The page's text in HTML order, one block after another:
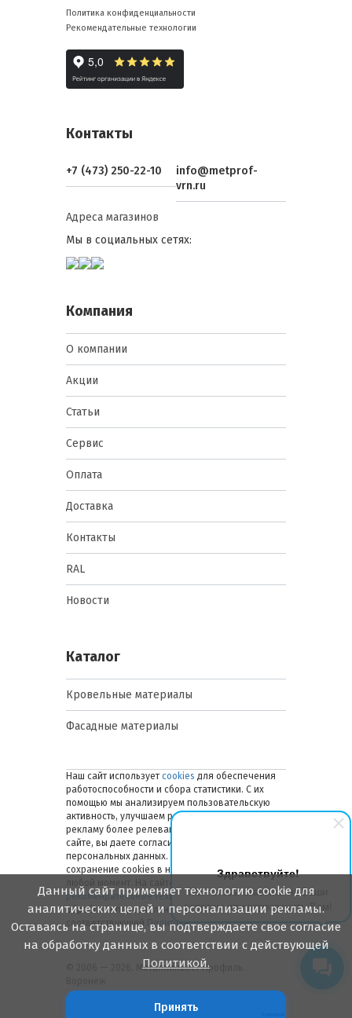
Здравствуйте!
Мы готовы ответить на Ваши
вопросы или перезвонить Вам!
Политика конфиденциальности
Рекомендательные технологии
Контакты
+7 (473) 250-22-10
info@metprof-
vrn.ru
Адреса магазинов
Мы в социальных сетях:
Компания
О компании
Акции
Статьи
Сервис
Оплата
Доставка
Контакты
RAL
Новости
Каталог
Кровельные материалы
Фасадные материалы
Наш сайт использует cookies для обеспечения
работоспособности и сбора статистики. С их
помощью мы анализируем пользовательскую
активность, улучшаем работу сайта и делаем
рекламу более релевантной. Оставаясь на
сайте, вы даете согласие на обработку ваших
персональных данных. Вы можете отключить
сохранение cookies в настройках браузера в
любой момент. На сайте также применяются
рекомендательные технологии. Подробнее об
обработке персональных данных — в
соответствующей
Политике.
© 2006 — 2026. Металлинвест Профиль.
Данный сайт применяет технологию cookie для
аналитических целей и персонализации рекламы.
Оставаясь на странице, вы подтверждаете свое согласие
на обработку данных в соответствии с действующей
Политикой.
Принять